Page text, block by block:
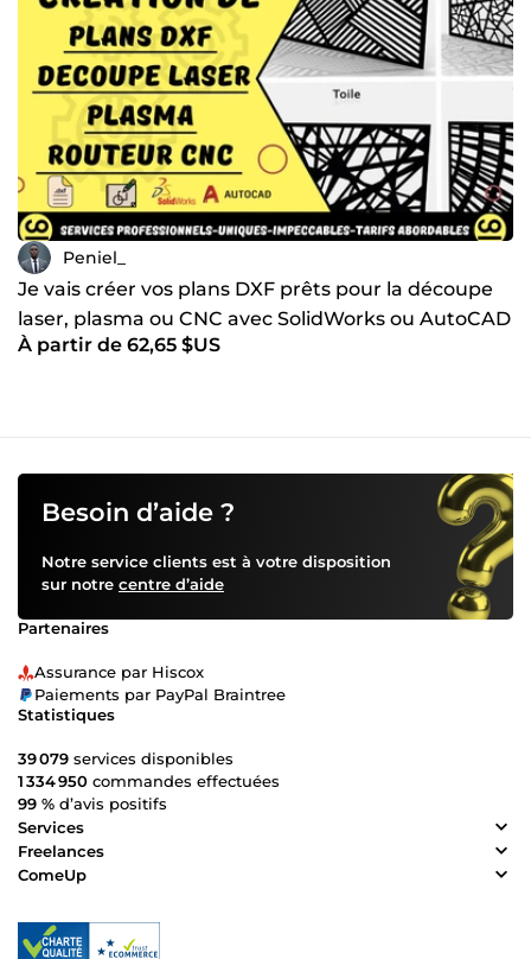
Peniel_
Je vais créer vos plans DXF prêts pour la découpe
laser, plasma ou CNC avec SolidWorks ou AutoCAD
À partir de 62,65 $US
Besoin d’aide ?
Notre service clients est à votre disposition
sur notre centre d’aide
Partenaires
Assurance par Hiscox
Paiements par PayPal Braintree
Statistiques
39 079 services disponibles
1 334 950 commandes effectuées
99 % d’avis positifs
Services
Freelances
ComeUp